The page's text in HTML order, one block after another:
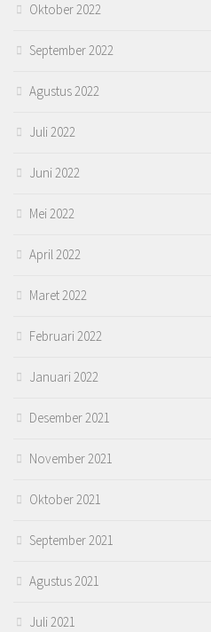
Oktober 2022
September 2022
Agustus 2022
Juli 2022
Juni 2022
Mei 2022
April 2022
Maret 2022
Februari 2022
Januari 2022
Desember 2021
November 2021
Oktober 2021
September 2021
Agustus 2021
Juli 2021